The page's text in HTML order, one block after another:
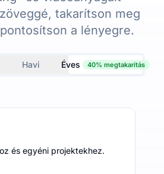
takarítson meg
a lényegre.
Havi Éves 40% megtakarítás
és egyéni projektekhez.